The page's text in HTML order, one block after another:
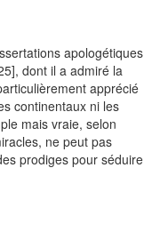
apologétiques
dont il a admiré la
apprécié
continentaux ni les
mais vraie, selon
ne peut pas
prodiges pour séduire